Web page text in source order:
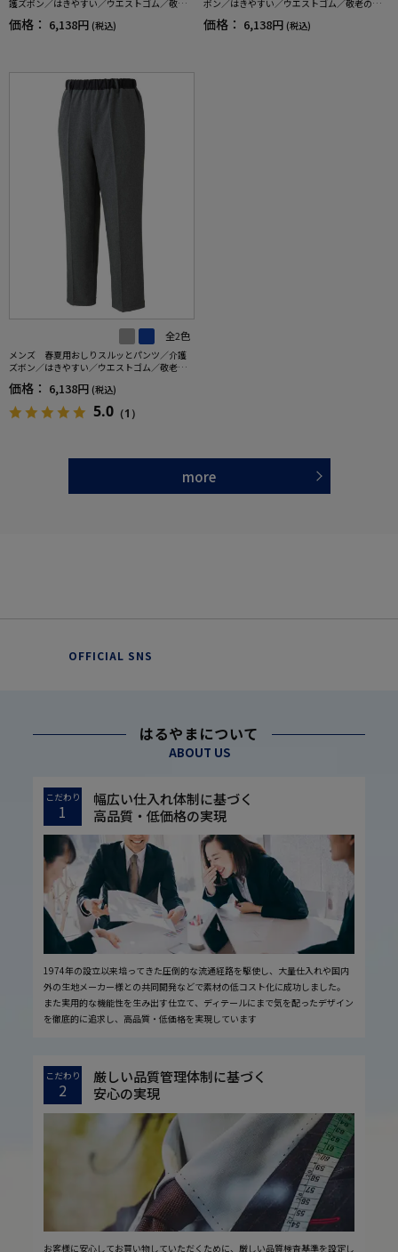
護ズボン／はきやすい／ウエストゴム／敬老
の日／ギフト／プレゼント 【CF】
価格： 6,138円 (税込)
ボン／はきやすい／ウエストゴム／敬老の日
／ギフト／プレゼント 【CF】
価格： 6,138円 (税込)
全2色
メンズ 春夏用おしりスルッとパンツ／介護
ズボン／はきやすい／ウエストゴム／敬老の
日／ギフト／プレゼント 【CF】
価格： 6,138円 (税込)
5.0 （1）
more
OFFICIAL SNS
はるやまについて
ABOUT US
こだわり
1
幅広い仕入れ体制に基づく
高品質・低価格の実現
1974年の設立以来培ってきた圧倒的な流通経路を駆使し、大量仕入れや国内
外の生地メーカー様との共同開発などで素材の低コスト化に成功しました。
また実用的な機能性を生み出す仕立て、ディテールにまで気を配ったデザイン
を徹底的に追求し、高品質・低価格を実現しています
こだわり
2
厳しい品質管理体制に基づく
安心の実現
お客様に安心してお買い物していただくために、厳しい品質検査基準を設定し